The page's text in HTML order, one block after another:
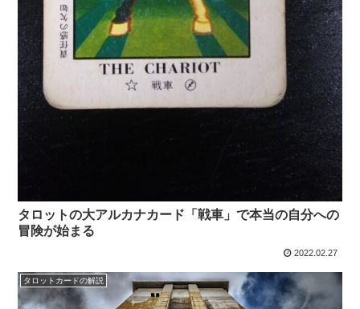
タロットの大アルカナカード「戦車」で本当の自分への
冒険が始まる
2022.02.27
タロットカードの解説